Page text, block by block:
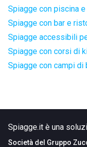
Spiagge con piscina
Spiagge con bar e
Spiagge accessibili
Spiagge con corsi di
Spiagge con campi
Spiagge.it è una
Società del Gruppo